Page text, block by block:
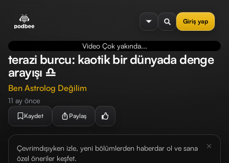
Giriş yap
menu
Video Çok yakında...
terazi burcu: kaotik bir dünyada denge
arayışı ♎
Ben Astrolog Değilim
11 ay önce
Kaydet Paylaş
Çevrimdışıyken izle, yeni bölümlerden haberdar ol ve sana
özel öneriler keşfet.